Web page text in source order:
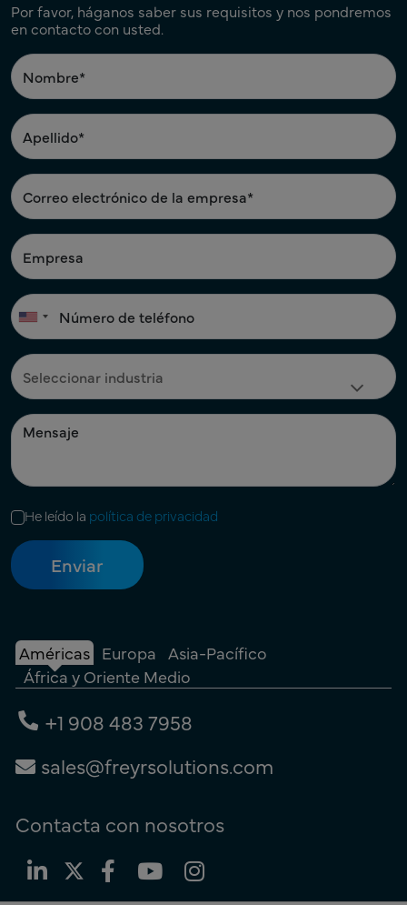
Por favor, háganos saber sus requisitos y nos pondremos
en contacto con usted.
He leído la política de privacidad
Américas Europa Asia-Pacífico
África y Oriente Medio
+1 908 483 7958
sales@freyrsolutions.com
Contacta con nosotros